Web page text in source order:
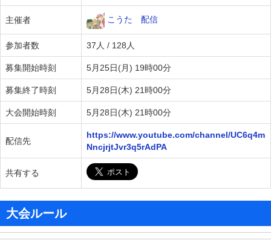
主催者 こうた 配信
参加者数 37人 / 128人
募集開始時刻 5月25日(月) 19時00分
募集終了時刻 5月28日(木) 21時00分
大会開始時刻 5月28日(木) 21時00分
配信先
https://www.youtube.com/channel/UC6q4m
NncjrjtJvr3q5rAdPA
共有する
大会ルール